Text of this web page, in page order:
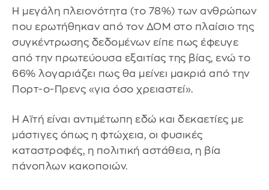
Η μεγάλη πλειονότητα (το 78%) των ανθρώπων
που ερωτήθηκαν από τον ΔΟΜ στο πλαίσιο της
συγκέντρωσης δεδομένων είπε πως έφευγε
από την πρωτεύουσα εξαιτίας της βίας, ενώ το
66% λογαριάζει πως θα μείνει μακριά από την
Πορτ-ο-Πρενς «για όσο χρειαστεί».
Η Αϊτή είναι αντιμέτωπη εδώ και δεκαετίες με
μάστιγες όπως η φτώχεια, οι φυσικές
καταστροφές, η πολιτική αστάθεια, η βία
πάνοπλων κακοποιών.